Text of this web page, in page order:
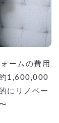
ームの費用
1,600,000
にリノベー